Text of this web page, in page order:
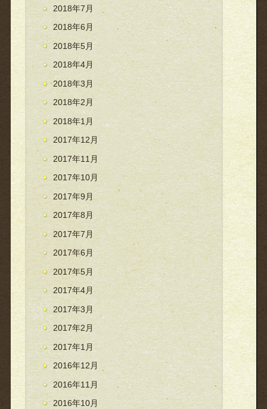
2018年7月
2018年6月
2018年5月
2018年4月
2018年3月
2018年2月
2018年1月
2017年12月
2017年11月
2017年10月
2017年9月
2017年8月
2017年7月
2017年6月
2017年5月
2017年4月
2017年3月
2017年2月
2017年1月
2016年12月
2016年11月
2016年10月